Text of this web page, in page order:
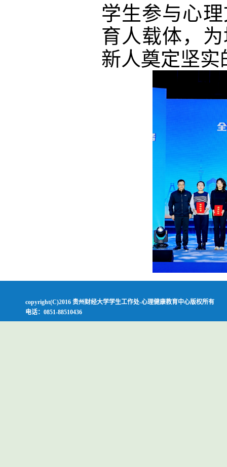
学生参与心
育人载体，
新人奠定坚实
copyright(C)2016 贵州财经大学学生工作处-心理健康教育中心版权所有
电话：0851-88510436